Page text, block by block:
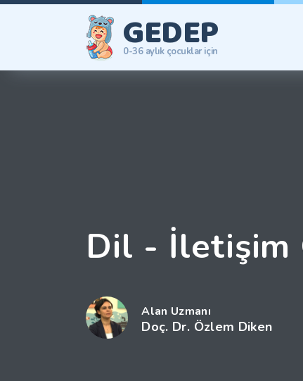
GEDEP
0-36 aylık çocuklar için
Dil - İletişim
Alan Uzmanı
Doç. Dr. Özlem Diken